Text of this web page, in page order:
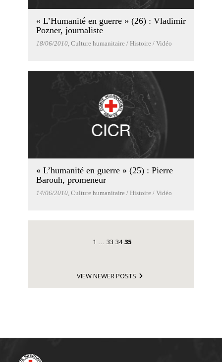
« L’Humanité en guerre » (26) : Vladimir
Pozner, journaliste
18/06/2010, Culture humanitaire / Histoire / Vidéo
« L’humanité en guerre » (25) : Pierre
Barouh, promeneur
14/06/2010, Culture humanitaire / Histoire / Vidéo
1 … 33 34 35
VIEW NEWER POSTS